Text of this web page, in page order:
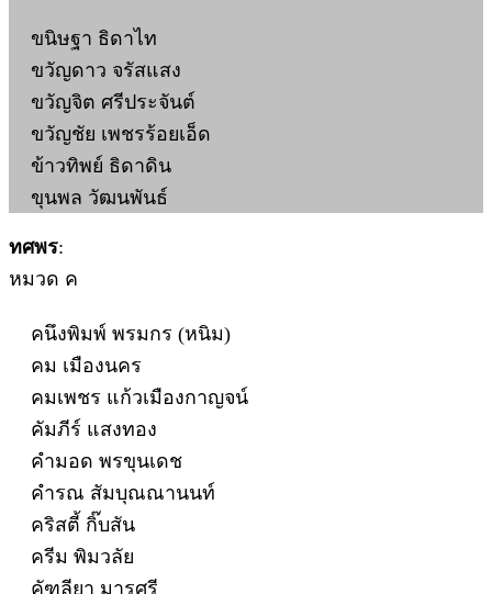
ขนิษฐา ธิดาไท
ขวัญดาว จรัสแสง
ขวัญจิต ศรีประจันต์
ขวัญชัย เพชรร้อยเอ็ด
ข้าวทิพย์ ธิดาดิน
ขุนพล วัฒนพันธ์
ทศพร:
หมวด ค
คนึงพิมพ์ พรมกร (หนิม)
คม เมืองนคร
คมเพชร แก้วเมืองกาญจน์
คัมภีร์ แสงทอง
คำมอด พรขุนเดช
คำรณ สัมบุณณานนท์
คริสตี้ กิ๊บสัน
ครีม พิมวลัย
คัฑลียา มารศรี